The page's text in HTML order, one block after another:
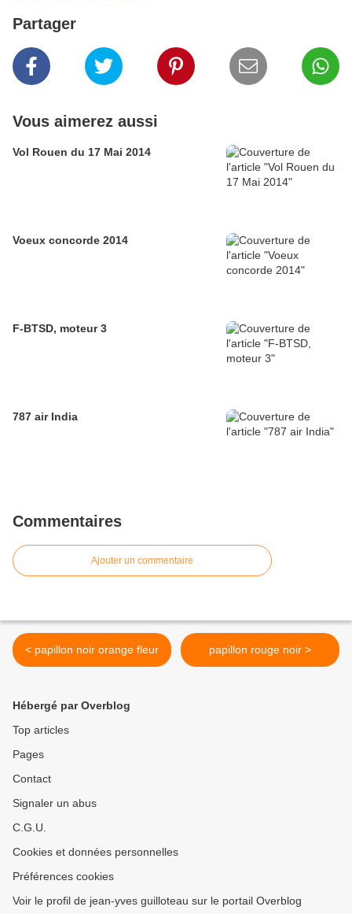
Partager
Vous aimerez aussi
Vol Rouen du 17 Mai 2014
Voeux concorde 2014
F-BTSD, moteur 3
787 air India
Commentaires
Ajouter un commentaire
< papillon noir orange fleur papillon rouge noir >
Hébergé par Overblog
Top articles
Pages
Contact
Signaler un abus
C.G.U.
Cookies et données personnelles
Préférences cookies
Voir le profil de jean-yves guilloteau sur le portail Overblog